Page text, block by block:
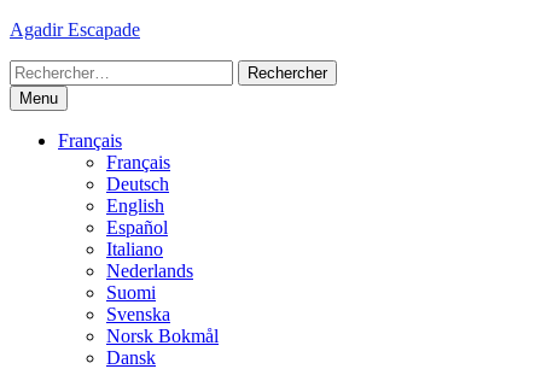
Skip
content
Agadir Escapade
Rechercher :
Menu
Français
Français
Deutsch
English
Español
Italiano
Nederlands
Suomi
Svenska
Norsk Bokmål
Dansk